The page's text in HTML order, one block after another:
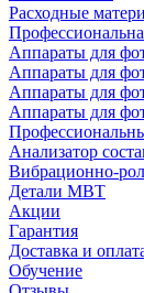
Расходные
Аппараты для
Аппараты для
Аппараты для
Аппараты для
Анализатор
Вибрационно-
Детали MBT
Акции
Гарантия
Доставка и
Обучение